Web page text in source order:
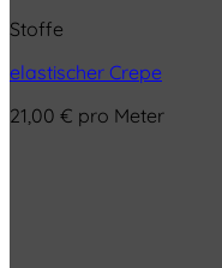
Stoffe
elastischer Crepe
21,00 € pro Meter